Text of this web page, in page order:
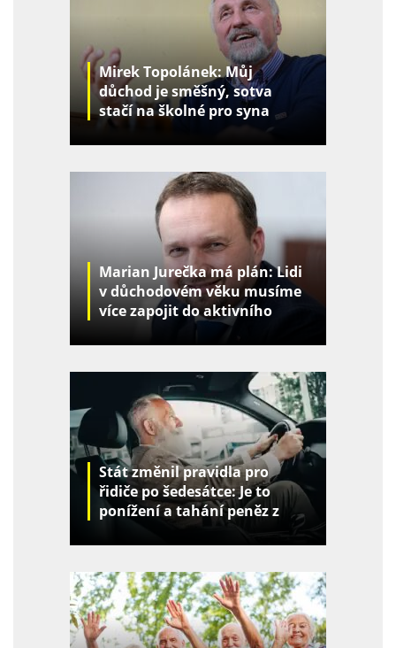
Mirek Topolánek: Můj
důchod je směšný, sotva
stačí na školné pro syna
Marian Jurečka má plán: Lidi
v důchodovém věku musíme
více zapojit do aktivního
Stát změnil pravidla pro
řidiče po šedesátce: Je to
ponížení a tahání peněz z